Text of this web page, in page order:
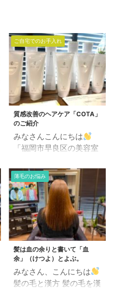
ご自宅でのお手入れ
質感改善のヘアケア「COTA」
のご紹介
みなさんこんにちは
「福岡市早良区の美容室
す。 最近では、いろいろ
とお店の中も変化の最中
で何かと忙しくしており
ます。 今回は新たにヘア
ケアブランドを1つ追加
する事になりました。 今
のウチのヘアケアのメイ
ンブランドは「ルーブル
ドー」（復元剤）なんで
すけど、 違う視点からヘ
薄毛のお悩み
髪は血の余りと書いて「血
余」（けつよ）とよぶ。
みなさん、こんにちは
髪の毛と漢方 髪の毛を漢